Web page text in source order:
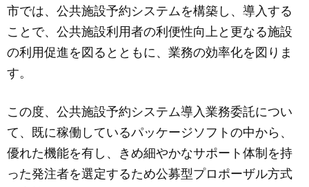
c
e
b
o
k
ail ss
e
n
er
e
市では、公共施設予約システムを構築し、導入する
ことで、公共施設利用者の利便性向上と更なる施設
の利用促進を図るとともに、業務の効率化を図りま
す。
この度、公共施設予約システム導入業務委託につい
て、既に稼働しているパッケージソフトの中から、
優れた機能を有し、きめ細やかなサポート体制を持
った発注者を選定するため公募型プロポーザル方式